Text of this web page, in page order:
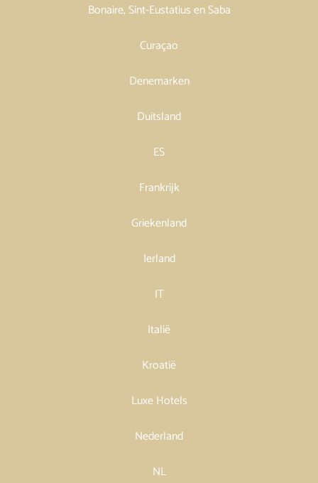
Bonaire, Sint-Eustatius en Saba
Curaçao
Denemarken
Duitsland
ES
Frankrijk
Griekenland
Ierland
IT
Italië
Kroatië
Luxe Hotels
Nederland
NL